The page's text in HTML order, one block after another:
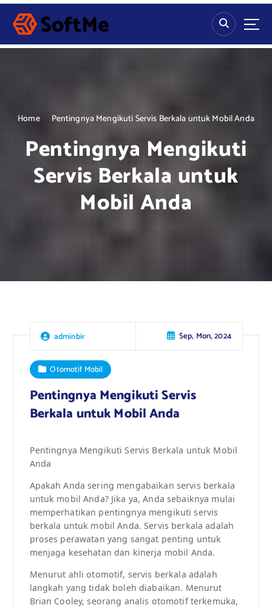
S
p
Home Pentingnya Mengikuti Servis Berkala untuk Mobil Anda
Pentingnya Mengikuti
Servis Berkala untuk
Mobil Anda
adminbir Sep, Mon, 2024
Otomotif Mobil
Pentingnya Mengikuti Servis
Berkala untuk Mobil Anda
Pentingnya Mengikuti Servis Berkala untuk Mobil
Anda
Apakah Anda sering mengabaikan servis berkala
untuk mobil Anda? Jika ya, Anda sebaiknya mulai
memperhatikan pentingnya mengikuti servis
berkala untuk mobil Anda. Servis berkala adalah
proses perawatan yang sangat penting untuk
menjaga kesehatan dan kinerja mobil Anda.
Menurut ahli otomotif, servis berkala adalah
langkah yang tidak boleh diabaikan. Menurut
Brian Cooley, seorang analis otomotif terkemuka,